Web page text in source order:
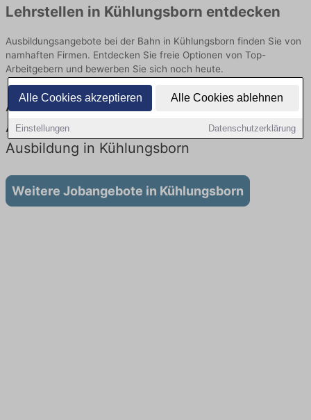
Alle Cookies akzeptieren Alle Cookies ablehnen
Einstellungen Datenschutzerklärung
Lehrstellen in Kühlungsborn entdecken
Ausbildungsangebote bei der Bahn in Kühlungsborn finden Sie von
namhaften Firmen. Entdecken Sie freie Optionen von Top-
Arbeitgebern und bewerben Sie sich noch heute.
Ausbildung in Kühlungsborn bei der Bahn:
Aktuell gibt es keine Stellenangebote für
Ausbildung in Kühlungsborn
Weitere Jobangebote in Kühlungsborn